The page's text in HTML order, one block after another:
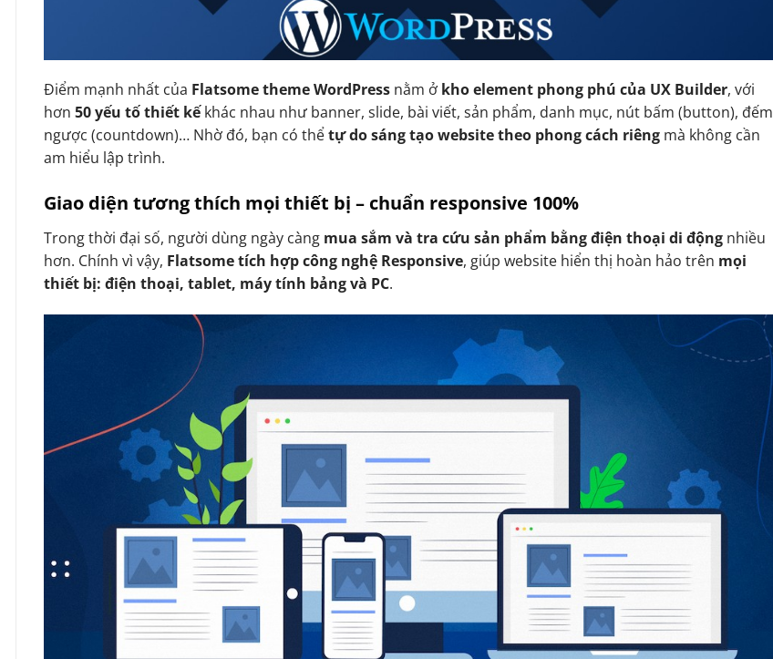
Điểm mạnh nhất của Flatsome theme WordPress nằm ở kho element phong phú của UX Builder, với
hơn 50 yếu tố thiết kếkhác nhau như banner, slide, bài viết, sản phẩm, danh mục, nút bấm (button), đếm
ngược (countdown)… Nhờ đó, bạn có thểtự do sáng tạo website theo phong cách riêng mà không cần
am hiểu lập trình.
Giao diện tương thích mọi thiết bị – chuẩn responsive 100%
Trong thời đại số, người dùng ngày càng mua sắm và tra cứu sản phẩm bằng điện thoại di động nhiều
hơn. Chính vì vậy, Flatsome tích hợp công nghệ Responsive, giúp website hiển thị hoàn hảo trên mọi
thiết bị: điện thoại, tablet, máy tính bảng và PC.